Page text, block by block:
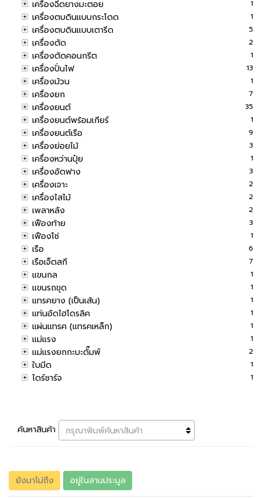
เครื่องฉีดยางมะตอย 1
เครื่องตบดินแบบกระโดด 1
เครื่องตบดินแบบเตารีด 5
เครื่องตัด 2
เครื่องตัดคอนกรีต 1
เครื่องปั่นไฟ 13
เครื่องม้วน 1
เครื่องยก 7
เครื่องยนต์ 35
เครื่องยนต์พร้อมเกียร์ 1
เครื่องยนต์เรือ 9
เครื่องย่อยไม้ 3
เครื่องหว่านปุ๋ย 1
เครื่องอัดฟาง 3
เครื่องเจาะ 2
เครื่องไสไม้ 2
เพลาหลัง 2
เฟืองท้าย 3
เฟืองโซ่ 1
เรือ 6
เรือเจ็ตสกี 7
แขนกล 1
แขนรถขุด 1
แทรคยาง (เป็นเส้น) 1
แท่นอัดไฮโดรลิค 1
แผ่นแทรค (แทรคเหล็ก) 1
แม่แรง 1
แม่แรงยกกะบะดั๊มพ์ 2
ใบมีด 1
ไดร์ชาร์จ 1
ค้นหาสินค้า กรุณาพิมพ์ค้นหาสินค้า
ยังมาไม่ถึง อยู่ในลานประมูล